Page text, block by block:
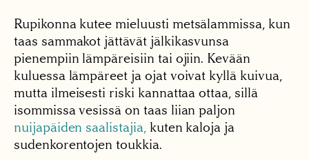
Rupikonna kutee mieluusti metsälammissa, kun
taas sammakot jättävät jälkikasvunsa
pienempiin lämpäreisiin tai ojiin. Kevään
kuluessa lämpäreet ja ojat voivat kyllä kuivua,
mutta ilmeisesti riski kannattaa ottaa, sillä
isommissa vesissä on taas liian paljon
nuijapäiden saalistajia, kuten kaloja ja
sudenkorentojen toukkia.